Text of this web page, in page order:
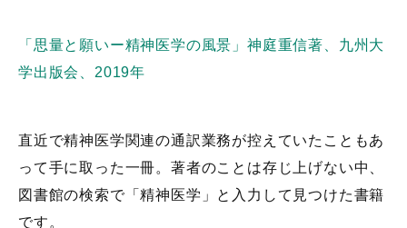
「思量と願いー精神医学の風景」神庭重信著、九州大
学出版会、2019年
直近で精神医学関連の通訳業務が控えていたこともあ
って手に取った一冊。著者のことは存じ上げない中、
図書館の検索で「精神医学」と入力して見つけた書籍
です。